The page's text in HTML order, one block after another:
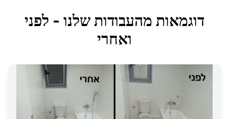
דוגמאות מהעבודות שלנו - לפני
ואחרי